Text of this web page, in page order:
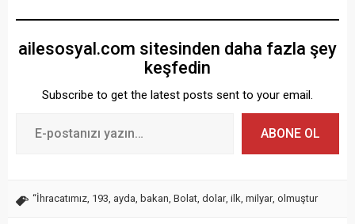
ailesosyal.com sitesinden daha fazla şey
keşfedin
Subscribe to get the latest posts sent to your email.
ABONE OL
“İhracatımız 193 ayda bakan Bolat dolar, ilk milyar, olmuştur